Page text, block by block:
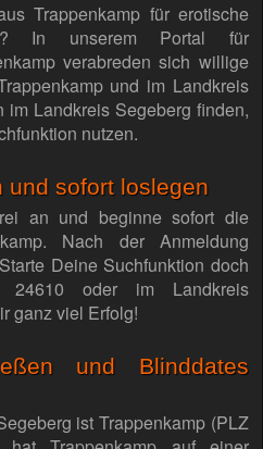
Trappenkamp für erotische
In unserem Portal für
verabreden sich willige
und im Landkreis
im Landkreis Segeberg finden,
nutzen.
und sofort loslegen
an und beginne sofort die
Nach der Anmeldung
Deine Suchfunktion doch
24610 oder im Landkreis
ganz viel Erfolg!
und Blinddates
ist Trappenkamp (PLZ